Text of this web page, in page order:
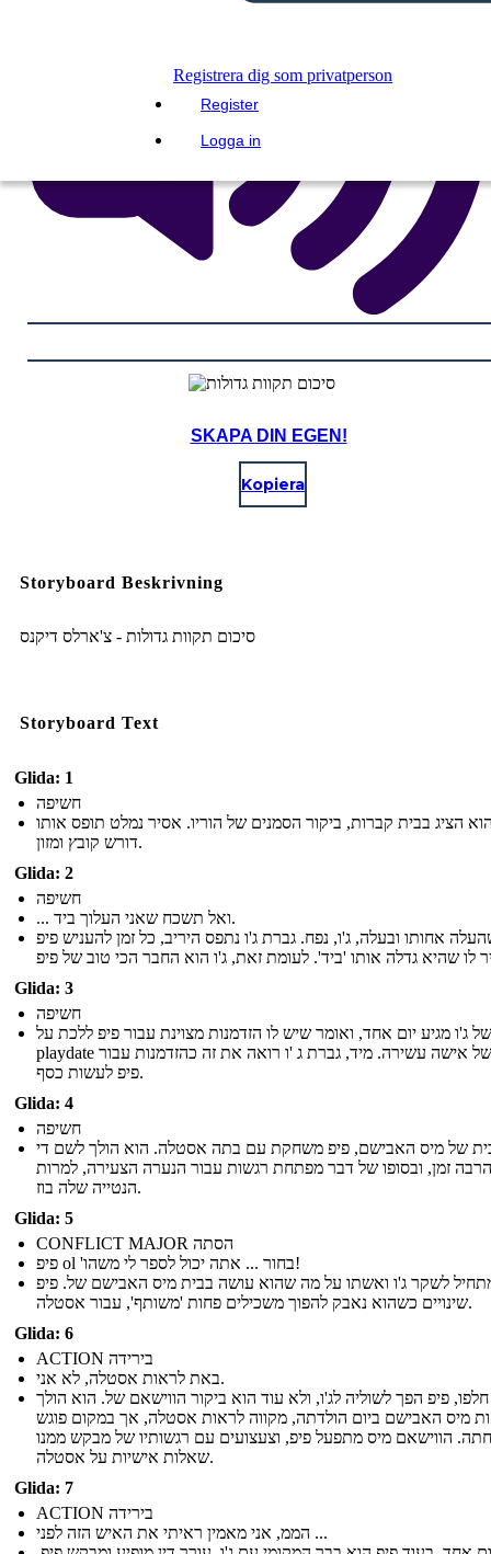
Registrera dig som privatperson
Register
Logga in
SKAPA DIN EGEN!
Kopiera
Storyboard Beskrivning
סיכום תקוות גדולות - צ'ארלס דיקנס
Storyboard Text
Glida: 1
חשיפה
הציג בבית קברות, ביקור הסמנים של הוריו. אסיר נמלט תופס אותו
דורש קובץ ומזון.
Glida: 2
חשיפה
... ואל תשכח שאני העלוך ביד.
אחותו ובעלה, ג'ו, נפח. גברת ג'ו נתפס היריב, כל זמן להעניש פיפ
Glida: 3
חשיפה
של ג'ו מגיע יום אחד, ואומר שיש לו הזדמנות מצוינת עבור פיפ ללכת על
playdate בבית של אישה עשירה. מיד, גברת ג 'ו רואה את זה כהזדמנות עבור
פיפ לעשות כסף.
Glida: 4
חשיפה
של מיס האבישם, פיפ משחקת עם בתה אסטלה. הוא הולך לשם די
הרבה זמן, ובסופו של דבר מפתחת רגשות עבור הנערה הצעירה, למרות
הנטייה שלה בוז.
Glida: 5
CONFLICT MAJOR הסתה
פיפ ol 'בחור ... אתה יכול לספר לי משהו!
לשקר ג'ו ואשתו על מה שהוא עושה בבית מיס האבישם של. פיפ
שינויים כשהוא נאבק להפוך משכילים פחות 'משותף', עבור אסטלה.
Glida: 6
ACTION בירידה
באת לראות אסטלה, לא אני.
פיפ הפך לשוליה לג'ו, ולא עוד הוא ביקור הווישאם של. הוא הולך
מיס האבישם ביום הולדתה, מקווה לראות אסטלה, אך במקום פוגש
הווישאם מיס מתפעל פיפ, וצעצועים עם רגשותיו של מבקש ממנו
שאלות אישיות על אסטלה.
Glida: 7
ACTION בירידה
הממ, אני מאמין ראיתי את האיש הזה לפני ...